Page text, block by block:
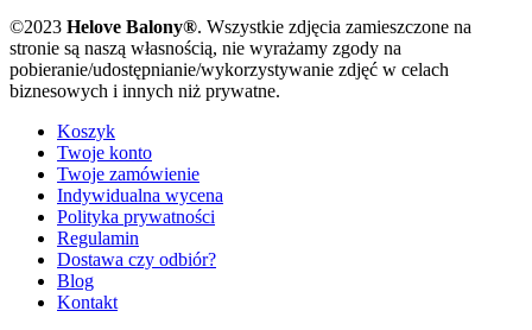
©2023 Helove Balony®. Wszystkie zdjęcia zamieszczone na
stronie są naszą własnością, nie wyrażamy zgody na
pobieranie/udostępnianie/wykorzystywanie zdjęć w celach
biznesowych i innych niż prywatne.
Koszyk
Twoje konto
Twoje zamówienie
Indywidualna wycena
Polityka prywatności
Regulamin
Dostawa czy odbiór?
Blog
Kontakt